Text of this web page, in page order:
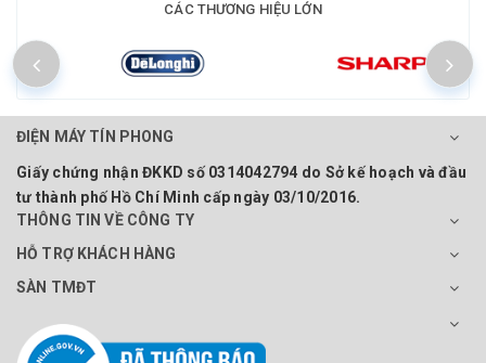
CÁC THƯƠNG HIỆU LỚN
ĐIỆN MÁY TÍN PHONG
Giấy chứng nhận ĐKKD số 0314042794 do Sở kế hoạch và đầu
tư thành phố Hồ Chí Minh cấp ngày 03/10/2016.
THÔNG TIN VỀ CÔNG TY
HỖ TRỢ KHÁCH HÀNG
SÀN TMĐT